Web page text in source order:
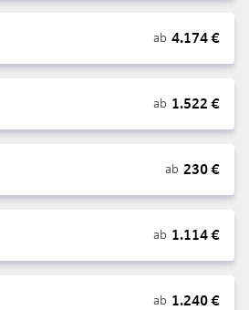
ab 4.174€
ab 1.522 €
ab 230€
ab 1.114€
ab 1.240€